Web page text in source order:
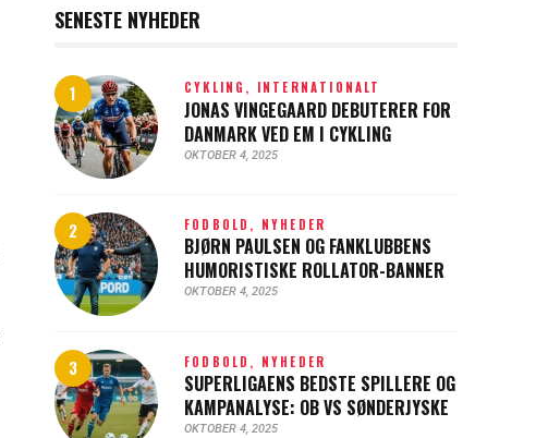
SENESTE NYHEDER
CYKLING, INTERNATIONALT
JONAS VINGEGAARD DEBUTERER FOR
DANMARK VED EM I CYKLING
OKTOBER 4, 2025
FODBOLD, NYHEDER
BJØRN PAULSEN OG FANKLUBBENS
HUMORISTISKE ROLLATOR-BANNER
OKTOBER 4, 2025
FODBOLD, NYHEDER
SUPERLIGAENS BEDSTE SPILLERE OG
KAMPANALYSE: OB VS SØNDERJYSKE
OKTOBER 4, 2025